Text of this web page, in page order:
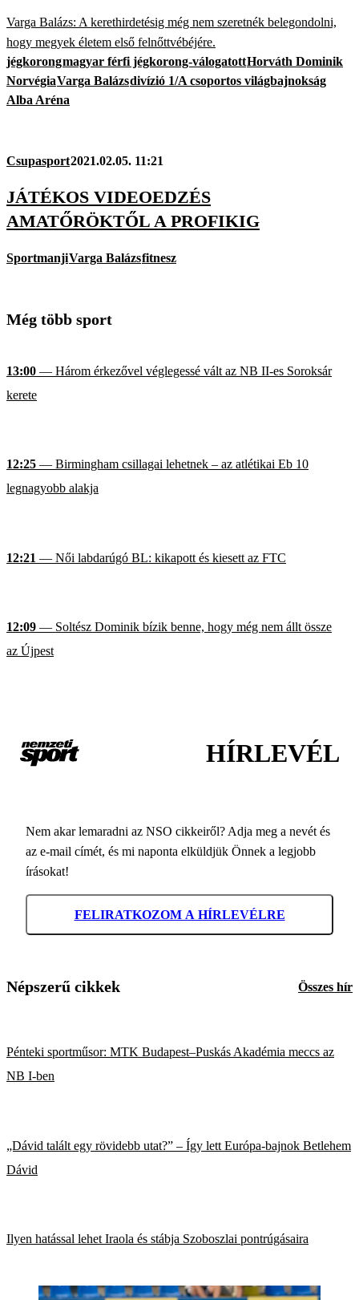
Varga Balázs: A kerethirdetésig még nem szeretnék belegondolni,
hogy megyek életem első felnőttvébéjére.
jégkorongmagyar férfi jégkorong-válogatottHorváth Dominik
NorvégiaVarga Balázsdivízió 1/A csoportos világbajnokság
Alba Aréna
Csupasport2021.02.05. 11:21
JÁTÉKOS VIDEOEDZÉS
AMATŐRÖKTŐL A PROFIKIG
SportmanjiVarga Balázsfitnesz
Még több sport
13:00 — Három érkezővel véglegessé vált az NB II-es Soroksár
kerete
12:25 — Birmingham csillagai lehetnek – az atlétikai Eb 10
legnagyobb alakja
12:21 — Női labdarúgó BL: kikapott és kiesett az FTC
12:09 — Soltész Dominik bízik benne, hogy még nem állt össze
az Újpest
HÍRLEVÉL
Nem akar lemaradni az NSO cikkeiről? Adja meg a nevét és
az e-mail címét, és mi naponta elküldjük Önnek a legjobb
írásokat!
FELIRATKOZOM A HÍRLEVÉLRE
Népszerű cikkek Összes hír
Pénteki sportműsor: MTK Budapest–Puskás Akadémia meccs az
NB I-ben
„Dávid talált egy rövidebb utat?” – Így lett Európa-bajnok Betlehem
Dávid
Ilyen hatással lehet Iraola és stábja Szoboszlai pontrúgásaira